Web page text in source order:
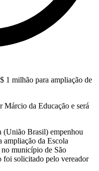
1 milhão para ampliação de
Márcio da Educação e será
(União Brasil) empenhou
ampliação da Escola
município de São
foi solicitado pelo vereador